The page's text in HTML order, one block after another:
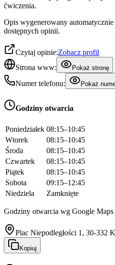
ćwiczenia.
Opis wygenerowany
dostępnych opinii.
Czytaj opinie:Zobacz profil
Strona www:
Pokaż stronę
Numer telefonu: Pokaż
Godziny otwarcia
Poniedziałek 08:15–10:45
Wtorek
08:15–10:45
Środa
08:15–10:45
Czwartek
08:15–10:45
Piątek
08:15–10:45
Sobota
09:15–12:45
Niedziela
Zamknięte
Godziny otwarcia wg Google
Plac Niepodległości 1, 30-332
Kopiuj